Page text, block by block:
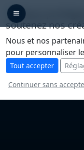
🛡️ Nous
soutenez nos
Nous et nos
pour personnaliser
Tout accepter
Continuer sans